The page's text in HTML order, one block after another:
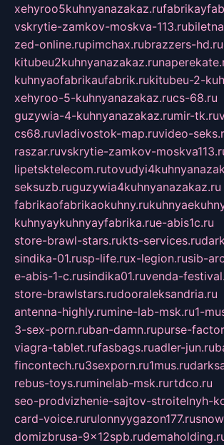
xehyroo5kuhnyanazakaz.ru
vskrytie-zamkov-moskva-113.ru
zed-online.rupimchax.rubrazzers-hd.ru
kitubeu2kuhnyanazakaz.ru
kuhnyaofabrikaufabrik.rukitubeu-2-
xehyroo-5-kuhnyanazakaz.rucs-68.ru
guzywia-4-kuhnyanazakaz.rumir-tk.ru
cs68.ruvladivostok-map.ruvideo-
raszar.ruvskrytie-zamkov-
lipetsktelecom.ru
seksuzb.ruguzywia4kuhnyanazakaz.ru
fabrikaofabrikaokuhny.ru
kuhnyaykuhnyayfabrika.rue-abis1c.ru
store-brawl-stars.rukts-services.ru
sindika-01.rusp-life.rux-legion.rusib-
e-abis-1-c.rusindika01.ruvenda-
store-brawlstars.rudooraleksandria.ru
antenna-highly.rumine-lab-msk.ru1-
3-sex-porn.ruban-damn.rupurse-
viagra-tablet.rufasbags.ruadler-jun.ru
fincontech.ru3sexporn.ru1mus.ru
rebus-toys.ruminelab-msk.rurtdco.ru
seo-prodvizhenie-sajtov-stroitelnyh-
card-voice.rurulonnyygazon177.ru
domizbrusa-9x12spb.ru